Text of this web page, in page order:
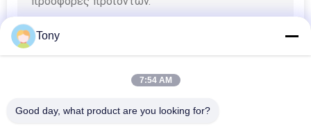
2 ψηφιακή
ανάγνωση άξονα
Tony
7:54 AM
Good day, what product are you looking for?